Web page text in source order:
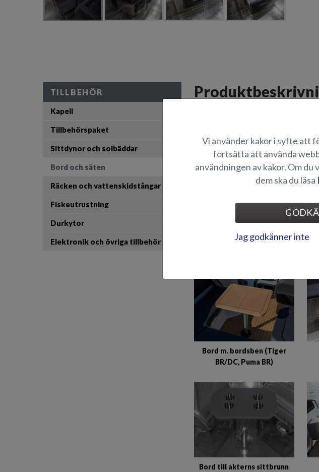
Ett bredare, sofflikt båtsäte till
hålla drycker och mellanmål svala
LÄMPLIGHET
BILDGALLERI
Bord m. bordsben (Tiger
BR/DC, Puma BR)
Bord till akterns sittbrunn
TILLBEHÖR
Kapell
Tillbehörspaket
Sittdynor och solbäddar
Bord och säten
Räcken och vattenskidstångar
Fiskeutrustning
Durkytor
Elektronik och övriga tillbehör
Vi använder kakor i syfte att
fortsätta att använda
användningen av kakor. Om du
dem ska du läsa
Jag godkänner inte